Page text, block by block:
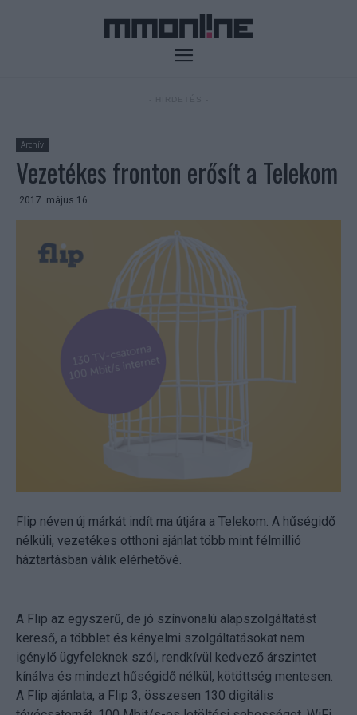
Archív
Vezetékes fronton erősít a Telekom
2017. május 16.
Flip néven új márkát indít ma útjára a Telekom. A hűségidő
nélküli, vezetékes otthoni ajánlat több mint félmillió
háztartásban válik elérhetővé.
A Flip az egyszerű, de jó színvonalú alapszolgáltatást
kereső, a többlet és kényelmi szolgáltatásokat nem
igénylő ügyfeleknek szól, rendkívül kedvező árszintet
kínálva és mindezt hűségidő nélkül, kötöttség mentesen.
A Flip ajánlata, a Flip 3, összesen 130 digitális